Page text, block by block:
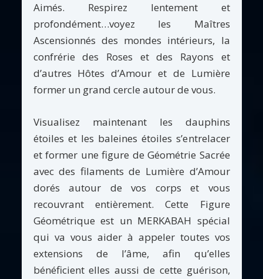
Aimés. Respirez lentement et
profondément…voyez les Maîtres
Ascensionnés des mondes intérieurs, la
confrérie des Roses et des Rayons et
d’autres Hôtes d’Amour et de Lumière
former un grand cercle autour de vous.
Visualisez maintenant les dauphins
étoiles et les baleines étoiles s’entrelacer
et former une figure de Géométrie Sacrée
avec des filaments de Lumière d’Amour
dorés autour de vos corps et vous
recouvrant entièrement. Cette Figure
Géométrique est un MERKABAH spécial
qui va vous aider à appeler toutes vos
extensions de l’âme, afin qu’elles
bénéficient elles aussi de cette guérison,